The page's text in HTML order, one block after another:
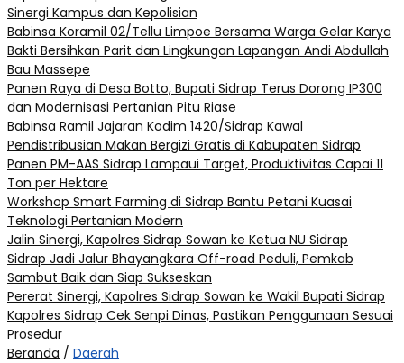
Sinergi Kampus dan Kepolisian
Babinsa Koramil 02/Tellu Limpoe Bersama Warga Gelar Karya
Bakti Bersihkan Parit dan Lingkungan Lapangan Andi Abdullah
Bau Massepe
Panen Raya di Desa Botto, Bupati Sidrap Terus Dorong IP300
dan Modernisasi Pertanian Pitu Riase
Babinsa Ramil Jajaran Kodim 1420/Sidrap Kawal
Pendistribusian Makan Bergizi Gratis di Kabupaten Sidrap
Panen PM-AAS Sidrap Lampaui Target, Produktivitas Capai 11
Ton per Hektare
Workshop Smart Farming di Sidrap Bantu Petani Kuasai
Teknologi Pertanian Modern
Jalin Sinergi, Kapolres Sidrap Sowan ke Ketua NU Sidrap
Sidrap Jadi Jalur Bhayangkara Off-road Peduli, Pemkab
Sambut Baik dan Siap Sukseskan
Pererat Sinergi, Kapolres Sidrap Sowan ke Wakil Bupati Sidrap
Kapolres Sidrap Cek Senpi Dinas, Pastikan Penggunaan Sesuai
Prosedur
Beranda / Daerah